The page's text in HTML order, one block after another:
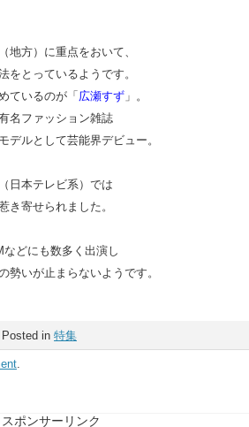
地方）に重点をおいて、
をとっているようです。
ているのが「 広瀬すず 」。
名ファッション雑誌
デルとして芸能界デビュー。
日本テレビ系）では
き寄せられました。
どにも数多く出演し
勢いが止まらないようです。
Posted in 特集
.
スポンサーリンク